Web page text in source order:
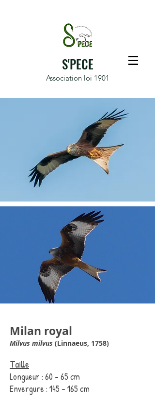
Association loi 1901
S'PECE
Milan royal
Milvus milvus (Linnaeus, 1758)
Taille
Longueur : 60 - 65 cm
Envergure : 145 - 165 cm